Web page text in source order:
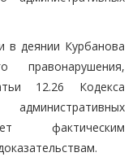
в деянии Курбанова
правонарушения,
12.26 Кодекса
фактическим